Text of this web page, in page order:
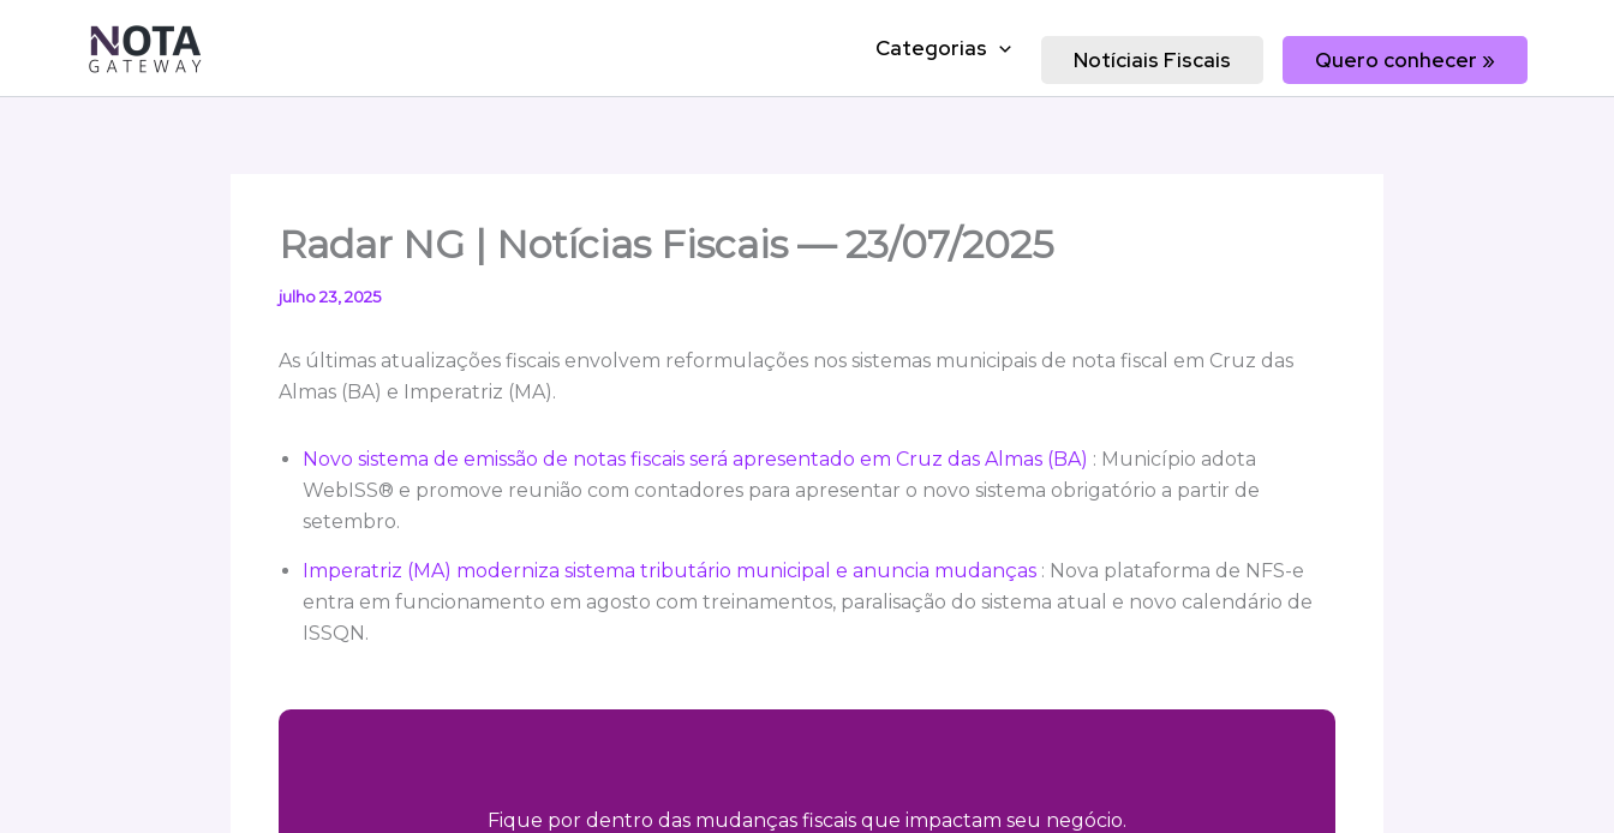
Categorias Notíciais Fiscais Quero conhecer »
Radar NG | Notícias Fiscais — 23/07/2025
julho 23, 2025
As últimas atualizações fiscais envolvem reformulações nos sistemas municipais de nota fiscal em Cruz das
Almas (BA) e Imperatriz (MA).
Novo sistema de emissão de notas fiscais será apresentado em Cruz das Almas (BA) : Município adota
WebISS® e promove reunião com contadores para apresentar o novo sistema obrigatório a partir de
setembro.
Imperatriz (MA) moderniza sistema tributário municipal e anuncia mudanças : Nova plataforma de NFS-e
entra em funcionamento em agosto com treinamentos, paralisação do sistema atual e novo calendário de
ISSQN.
Fique por dentro das mudanças fiscais que impactam seu negócio.